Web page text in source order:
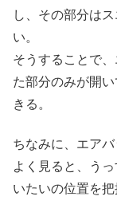
し、その部分は
い。
そうすることで
た部分のみが開
きる。
ちなみに、エア
よく見ると、う
いたいの位置を把